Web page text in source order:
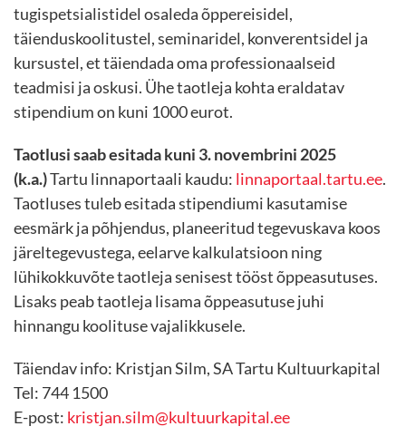
tugispetsialistidel osaleda õppereisidel,
täienduskoolitustel, seminaridel, konverentsidel ja
kursustel, et täiendada oma professionaalseid
teadmisi ja oskusi. Ühe taotleja kohta eraldatav
stipendium on kuni 1000 eurot.
Taotlusi saab esitada kuni 3. novembrini 2025
(k.a.)Tartu linnaportaali kaudu: linnaportaal.tartu.ee.
Taotluses tuleb esitada stipendiumi kasutamise
eesmärk ja põhjendus, planeeritud tegevuskava koos
järeltegevustega, eelarve kalkulatsioon ning
lühikokkuvõte taotleja senisest tööst õppeasutuses.
Lisaks peab taotleja lisama õppeasutuse juhi
hinnangu koolituse vajalikkusele.
Täiendav info: Kristjan Silm, SA Tartu Kultuurkapital
Tel: 744 1500
E-post: kristjan.silm@kultuurkapital.ee